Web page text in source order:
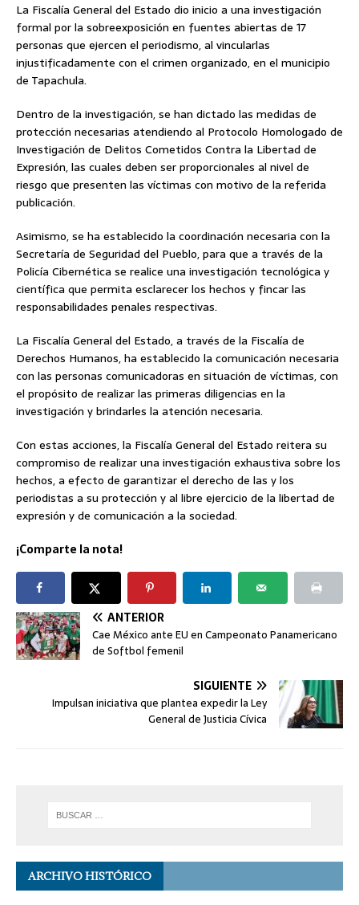
La Fiscalía General del Estado dio inicio a una investigación
formal por la sobreexposición en fuentes abiertas de 17
personas que ejercen el periodismo, al vincularlas
injustificadamente con el crimen organizado, en el municipio
de Tapachula.
Dentro de la investigación, se han dictado las medidas de
protección necesarias atendiendo al Protocolo Homologado de
Investigación de Delitos Cometidos Contra la Libertad de
Expresión, las cuales deben ser proporcionales al nivel de
riesgo que presenten las víctimas con motivo de la referida
publicación.
Asimismo, se ha establecido la coordinación necesaria con la
Secretaría de Seguridad del Pueblo, para que a través de la
Policía Cibernética se realice una investigación tecnológica y
científica que permita esclarecer los hechos y fincar las
responsabilidades penales respectivas.
La Fiscalía General del Estado, a través de la Fiscalía de
Derechos Humanos, ha establecido la comunicación necesaria
con las personas comunicadoras en situación de víctimas, con
el propósito de realizar las primeras diligencias en la
investigación y brindarles la atención necesaria.
Con estas acciones, la Fiscalía General del Estado reitera su
compromiso de realizar una investigación exhaustiva sobre los
hechos, a efecto de garantizar el derecho de las y los
periodistas a su protección y al libre ejercicio de la libertad de
expresión y de comunicación a la sociedad.
¡Comparte la nota!
ANTERIOR
Cae México ante EU en Campeonato Panamericano
de Softbol femenil
SIGUIENTE
Impulsan iniciativa que plantea expedir la Ley
General de Justicia Cívica
ARCHIVO HISTÓRICO